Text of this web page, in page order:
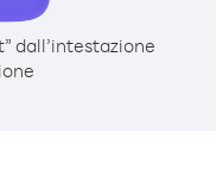
dall’intestazione